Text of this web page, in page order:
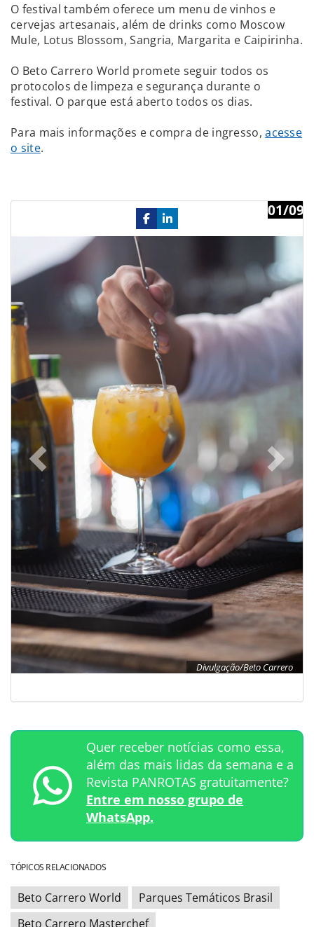
O festival também oferece um menu de vinhos e
cervejas artesanais, além de drinks como Moscow
Mule, Lotus Blossom, Sangria, Margarita e Caipirinha.
O Beto Carrero World promete seguir todos os
protocolos de limpeza e segurança durante o
festival. O parque está aberto todos os dias.
Para mais informações e compra de ingresso,acesse
o site.
Divulgação/Beto Carrero
01/09
Previous
Quer receber notícias como essa,
além das mais lidas da semana e a
Revista PANROTAS gratuitamente?
Entre em nosso grupo de
WhatsApp.
TÓPICOS RELACIONADOS
Beto Carrero World
Parques Temáticos Brasil
Beto Carrero Masterchef